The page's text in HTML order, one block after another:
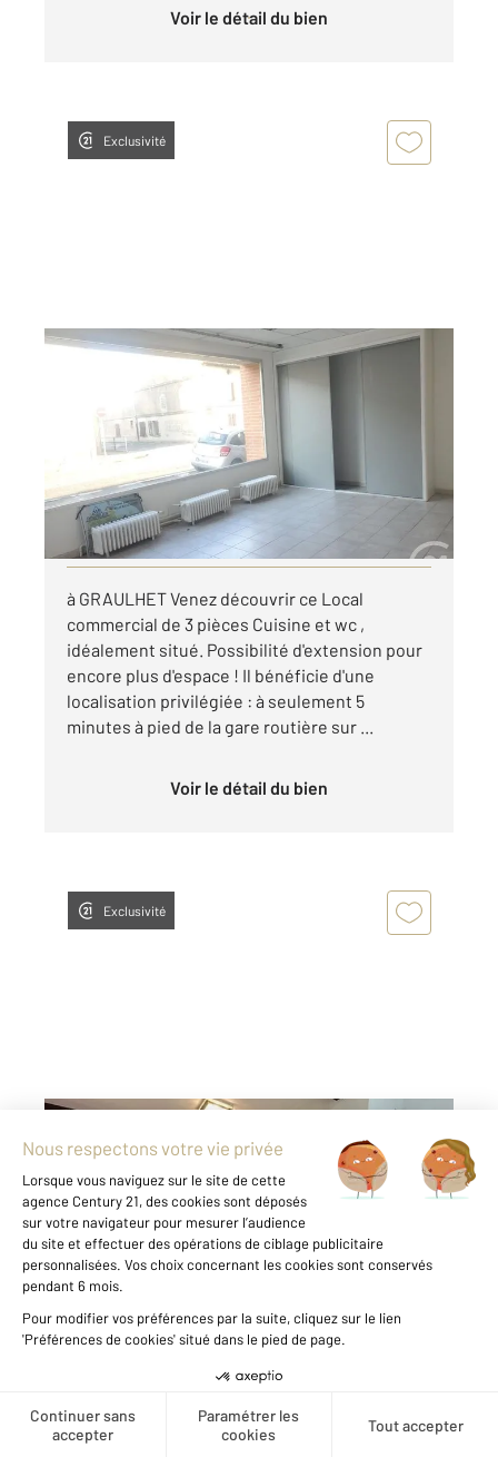
Créer une alerte
Voir le détail du bien
Exclusivité
GRAULHET 81
, 2 pièces
Appartement Local à louer
450 €
par mois charges comprises
Visiter le site dédié
à GRAULHET Venez découvrir ce Local
commercial de 3 pièces Cuisine et wc ,
idéalement situé. Possibilité d'extension pour
encore plus d'espace ! Il bénéficie d'une
localisation privilégiée : à seulement 5
minutes à pied de la gare routière sur ...
Voir le détail du bien
Exclusivité
88,37 m2, 2 pièces
Ref : 13652
Appartement T2 à louer
728 €
par mois charges comprises
A ne pas louper, charmant appartement T2
campagnard et paisible à Graulhet. Il dispose
d'un jardin clos de 200m², offrant une vue